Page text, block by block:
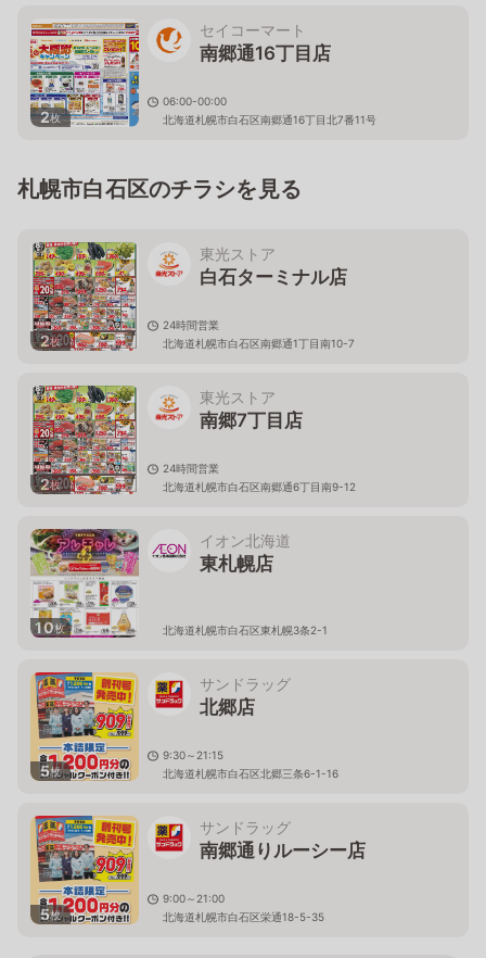
2枚
セイコーマート
南郷通16丁目店
06:00-00:00
北海道札幌市白石区南郷通16丁目北7番11号
札幌市白石区のチラシを見る
2枚
東光ストア
白石ターミナル店
24時間営業
北海道札幌市白石区南郷通1丁目南10-7
2枚
東光ストア
南郷7丁目店
24時間営業
北海道札幌市白石区南郷通6丁目南9-12
10枚
イオン北海道
東札幌店
北海道札幌市白石区東札幌3条2-1
5枚
サンドラッグ
北郷店
9:30～21:15
北海道札幌市白石区北郷三条6-1-16
5枚
サンドラッグ
南郷通りルーシー店
9:00～21:00
北海道札幌市白石区栄通18-5-35